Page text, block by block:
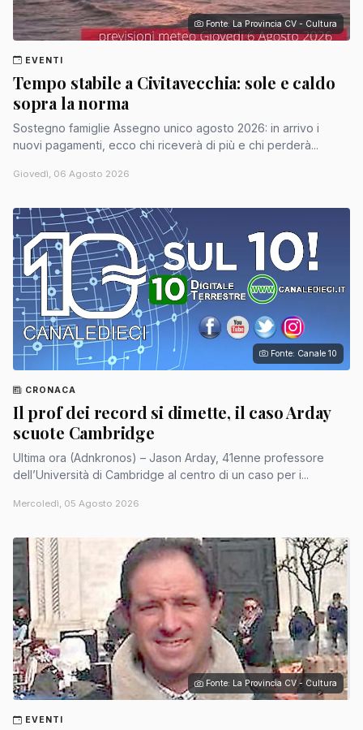
Fonte: La Provincia CV - Cultura
EVENTI
Tempo stabile a Civitavecchia: sole e caldo
sopra la norma
Sostegno famiglie Assegno unico agosto 2026: in arrivo i
nuovi pagamenti, ecco chi riceverà di più e chi perderà...
Giovedì, 06 Agosto 2026
Fonte: Canale 10
CRONACA
Il prof dei record si dimette, il caso Arday
scuote Cambridge
Ultima ora (Adnkronos) – Jason Arday, 41enne professore
dell’Università di Cambridge al centro di un caso per i...
Mercoledì, 05 Agosto 2026
Fonte: La Provincia CV - Cultura
EVENTI